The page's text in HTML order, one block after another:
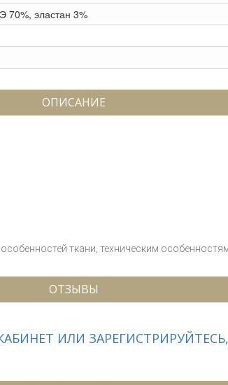
70%, эластан 3%
ОПИСАНИЕ
ткани, техническим
ОТЗЫВЫ
ИЛИ